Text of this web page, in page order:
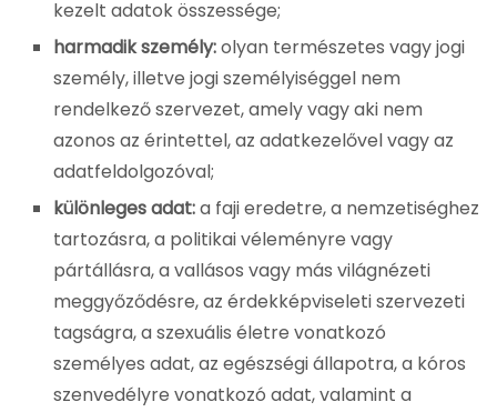
kezelt adatok összessége;
harmadik személy:olyan természetes vagy jogi
személy, illetve jogi személyiséggel nem
rendelkező szervezet, amely vagy aki nem
azonos az érintettel, az adatkezelővel vagy az
adatfeldolgozóval;
különleges adat:a faji eredetre, a nemzetiséghez
tartozásra, a politikai véleményre vagy
pártállásra, a vallásos vagy más világnézeti
meggyőződésre, az érdekképviseleti szervezeti
tagságra, a szexuális életre vonatkozó
személyes adat, az egészségi állapotra, a kóros
szenvedélyre vonatkozó adat, valamint a